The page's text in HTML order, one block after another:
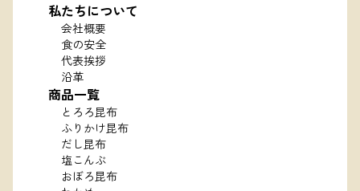
私たちについて
会社概要
食の安全
代表挨拶
沿革
商品一覧
とろろ昆布
ふりかけ昆布
だし昆布
塩こんぶ
おぼろ昆布